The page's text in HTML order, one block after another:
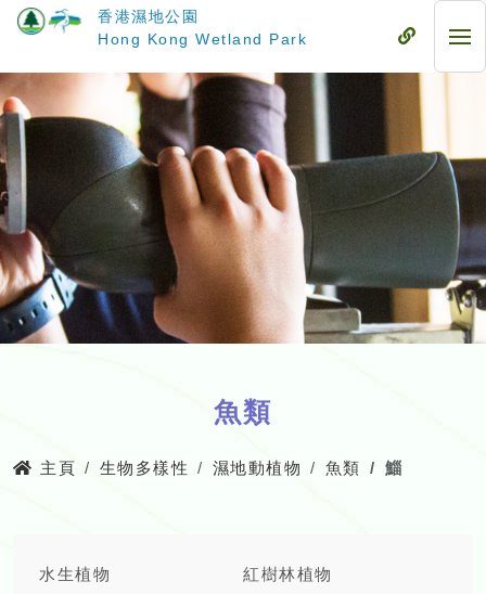
要
內
容
香港濕地公園
Hong Kong Wetland Park
流
流
動
魚類
主頁 生物多樣性 濕地動植物 魚類 鯔
水生植物 紅樹林植物